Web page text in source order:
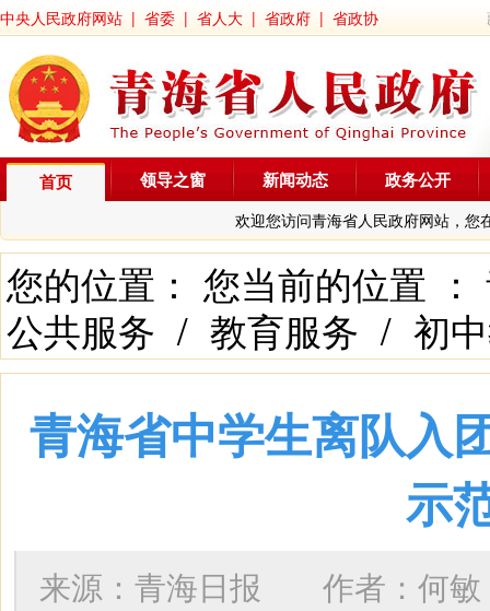
中央人民政府网站 | 省委 | 省人大 | 省政府 | 省政协
首页
欢迎您访问青海省人民政府网站，您
领导之窗 新闻动态 政务公开
您的位置： 您当前的位置 ：
公共服务 / 教育服务 / 初
青海省中学生离队入
示
来源：青海日报 作者： 何敏